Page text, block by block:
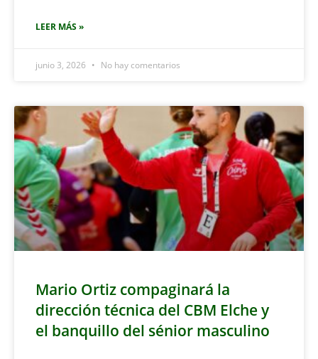
LEER MÁS »
junio 3, 2026 No hay comentarios
Mario Ortiz compaginará la
dirección técnica del CBM Elche y
el banquillo del sénior masculino